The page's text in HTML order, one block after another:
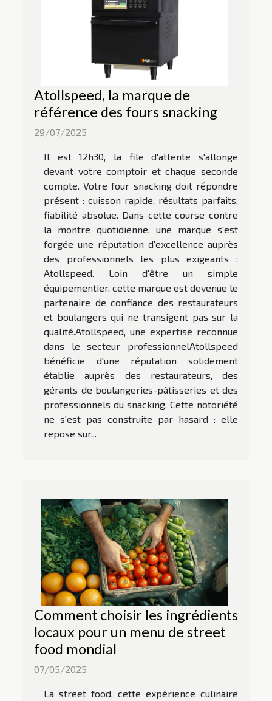
Atollspeed, la marque de
référence des fours snacking
29/07/2025
Il est 12h30, la file d'attente s'allonge
devant votre comptoir et chaque seconde
compte. Votre four snacking doit répondre
présent : cuisson rapide, résultats parfaits,
fiabilité absolue. Dans cette course contre
la montre quotidienne, une marque s'est
forgée une réputation d'excellence auprès
des professionnels les plus exigeants :
Atollspeed. Loin d'être un simple
équipementier, cette marque est devenue le
partenaire de confiance des restaurateurs
et boulangers qui ne transigent pas sur la
qualité.Atollspeed, une expertise reconnue
dans le secteur professionnelAtollspeed
bénéficie d'une réputation solidement
établie auprès des restaurateurs, des
gérants de boulangeries-pâtisseries et des
professionnels du snacking. Cette notoriété
ne s'est pas construite par hasard : elle
repose sur...
Comment choisir les ingrédients
locaux pour un menu de street
food mondial
07/05/2025
La street food, cette expérience culinaire